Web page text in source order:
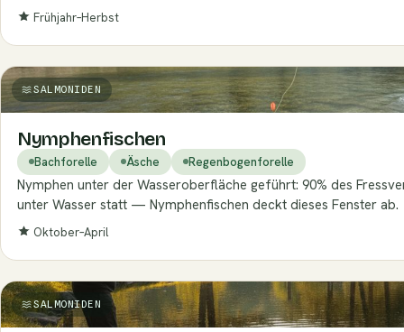
Frühjahr–Herbst
SALMONIDEN
Nymphenfischen
Bachforelle Äsche Regenbogenforelle
Nymphen unter der Wasseroberfläche geführt: 90% des
unter Wasser statt — Nymphenfischen deckt dieses Fenster ab.
Oktober–April
SALMONIDEN